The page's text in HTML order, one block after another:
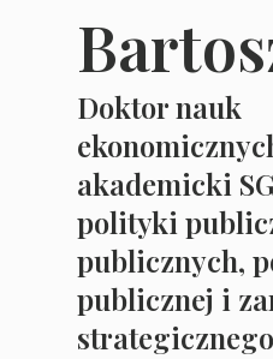
Doktor nauk
akademicki
polityki
publicznych,
publicznej i
strategicznego